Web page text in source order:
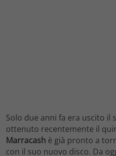
Solo due anni fa era uscito il
ottenuto recentemente il
Marracash è già pronto a
con il suo nuovo disco. Da